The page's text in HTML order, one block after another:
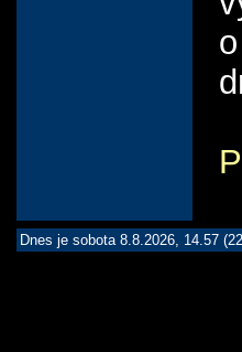
Dnes je sobota 8.8.2026, 14.57